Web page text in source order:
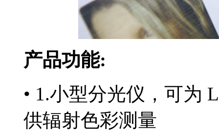
产品功能:
• 1.小型分光仪，可为
供辐射色彩测量